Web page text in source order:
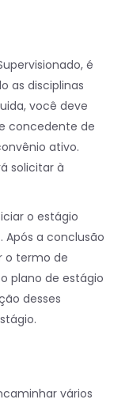
é
as disciplinas
você deve
concedente de
ativo.
solicitar à
o estágio
Após a conclusão
o termo de
plano de estágio
desses
vários